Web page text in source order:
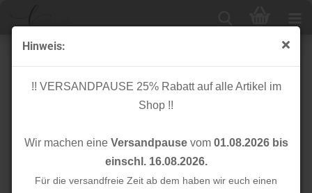
Hinweis:
!! VERSANDPAUSE 25% Rabatt auf alle Artikel im
Shop !!
Wir machen eine Versandpausevom 01.08.2026 bis
einschl. 16.08.2026.
Für die versandfreie Zeit ab dem haben wir euch einen
Baumwolle - uni - kamel